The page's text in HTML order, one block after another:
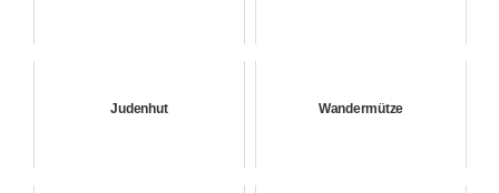
Judenhut Wandermütze